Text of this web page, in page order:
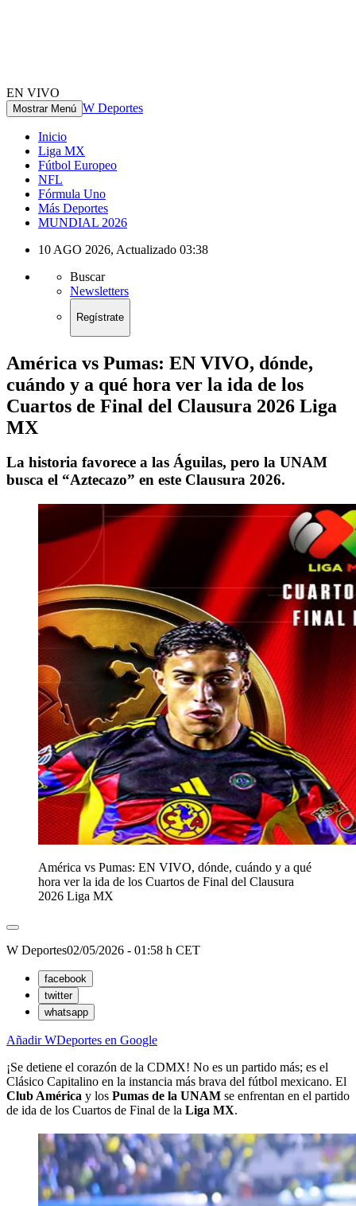
EN VIVO
Mostrar Menú W Deportes
Inicio
Liga MX
Fútbol Europeo
NFL
Fórmula Uno
Más Deportes
MUNDIAL 2026
10 AGO 2026, Actualizado 03:38
Buscar
Newsletters
Regístrate
América vs Pumas: EN VIVO, dónde,
cuándo y a qué hora ver la ida de los
Cuartos de Final del Clausura 2026 Liga
MX
La historia favorece a las Águilas, pero la UNAM
busca el “Aztecazo” en este Clausura 2026.
América vs Pumas: EN VIVO, dónde, cuándo y a qué
hora ver la ida de los Cuartos de Final del Clausura
2026 Liga MX
W Deportes02/05/2026 - 01:58 h CET
facebook
twitter
whatsapp
Añadir WDeportes en Google
¡Se detiene el corazón de la CDMX! No es un partido más; es el
Clásico Capitalino en la instancia más brava del fútbol mexicano. El
Club América y los Pumas de la UNAM se enfrentan en el partido
de ida de los Cuartos de Final de la Liga MX.